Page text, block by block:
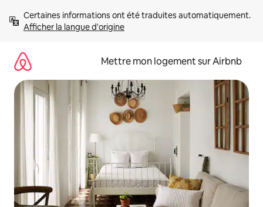
directement
Afficher la langue d'origine
Mettre mon logement sur Airbnb